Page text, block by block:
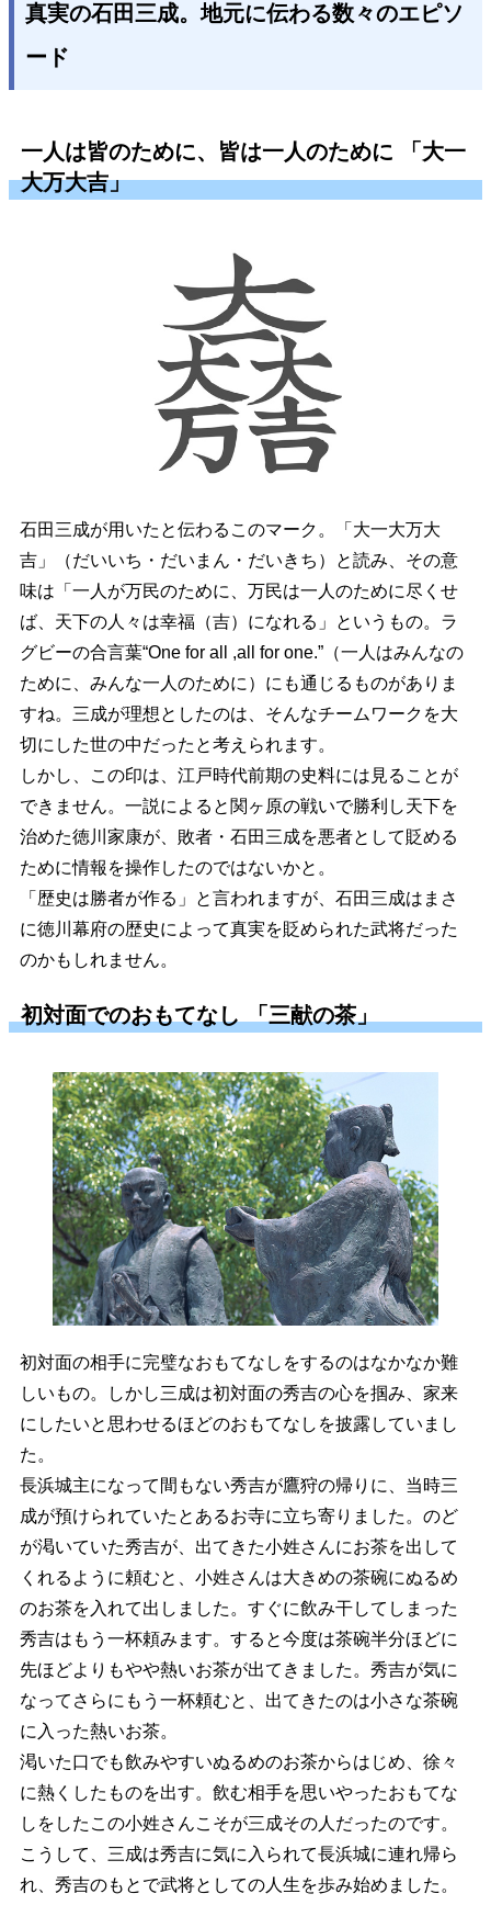
真実の石田三成。地元に伝わる数々のエピソ
ード
一人は皆のために、皆は一人のために 「大一
大万大吉」
石田三成が用いたと伝わるこのマーク。「大一大万大
吉」（だいいち・だいまん・だいきち）と読み、その意
味は「一人が万民のために、万民は一人のために尽くせ
ば、天下の人々は幸福（吉）になれる」というもの。ラ
グビーの合言葉“One for all ,all for one.”（一人はみんなの
ために、みんな一人のために）にも通じるものがありま
すね。三成が理想としたのは、そんなチームワークを大
切にした世の中だったと考えられます。
しかし、この印は、江戸時代前期の史料には見ることが
できません。一説によると関ヶ原の戦いで勝利し天下を
治めた徳川家康が、敗者・石田三成を悪者として貶める
ために情報を操作したのではないかと。
「歴史は勝者が作る」と言われますが、石田三成はまさ
に徳川幕府の歴史によって真実を貶められた武将だった
のかもしれません。
初対面でのおもてなし 「三献の茶」
初対面の相手に完璧なおもてなしをするのはなかなか難
しいもの。しかし三成は初対面の秀吉の心を掴み、家来
にしたいと思わせるほどのおもてなしを披露していまし
た。
長浜城主になって間もない秀吉が鷹狩の帰りに、当時三
成が預けられていたとあるお寺に立ち寄りました。のど
が渇いていた秀吉が、出てきた小姓さんにお茶を出して
くれるように頼むと、小姓さんは大きめの茶碗にぬるめ
のお茶を入れて出しました。すぐに飲み干してしまった
秀吉はもう一杯頼みます。すると今度は茶碗半分ほどに
先ほどよりもやや熱いお茶が出てきました。秀吉が気に
なってさらにもう一杯頼むと、出てきたのは小さな茶碗
に入った熱いお茶。
渇いた口でも飲みやすいぬるめのお茶からはじめ、徐々
に熱くしたものを出す。飲む相手を思いやったおもてな
しをしたこの小姓さんこそが三成その人だったのです。
こうして、三成は秀吉に気に入られて長浜城に連れ帰ら
れ、秀吉のもとで武将としての人生を歩み始めました。